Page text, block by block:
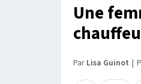
Une
Par Lisa Guinot